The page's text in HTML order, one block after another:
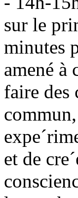
sur le
minutes
amené à
faire des
et de